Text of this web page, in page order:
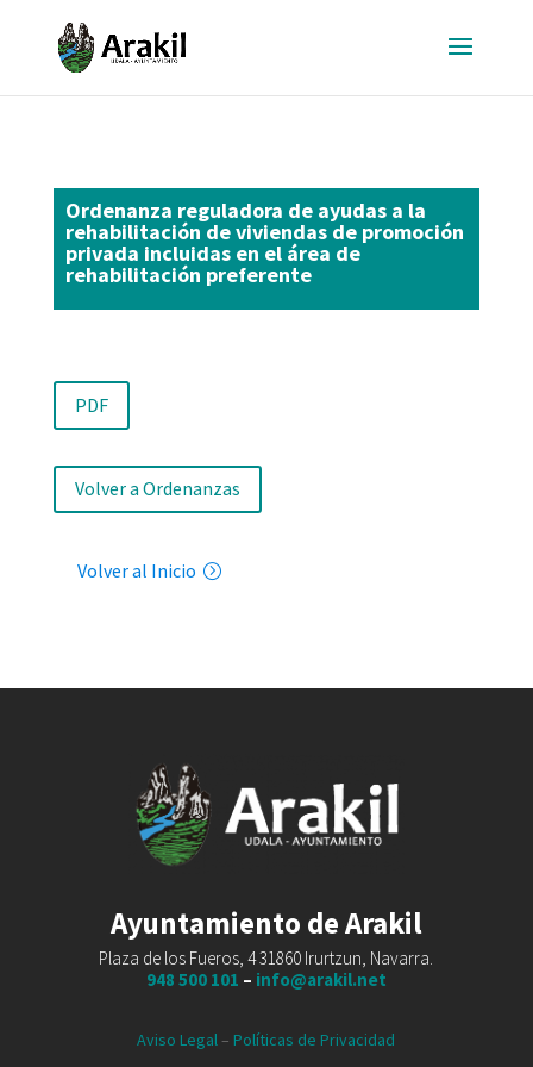
Ordenanza reguladora de ayudas a la
rehabilitación de viviendas de promoción
privada incluidas en el área de
rehabilitación preferente
PDF
Volver a Ordenanzas
Volver al Inicio
Ayuntamiento de Arakil
Plaza de los Fueros, 4 31860 Irurtzun, Navarra.
948 500 101 – info@arakil.net
Aviso Legal– Políticas de Privacidad